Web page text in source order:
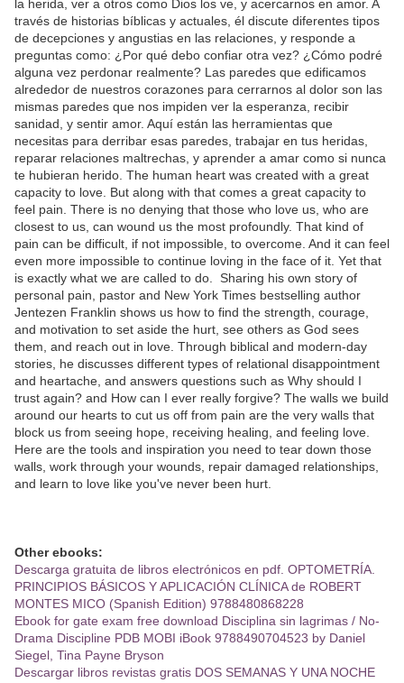
la herida, ver a otros como Dios los ve, y acercarnos en amor. A
través de historias bíblicas y actuales, él discute diferentes tipos
de decepciones y angustias en las relaciones, y responde a
preguntas como: ¿Por qué debo confiar otra vez? ¿Cómo podré
alguna vez perdonar realmente? Las paredes que edificamos
alrededor de nuestros corazones para cerrarnos al dolor son las
mismas paredes que nos impiden ver la esperanza, recibir
sanidad, y sentir amor. Aquí están las herramientas que
necesitas para derribar esas paredes, trabajar en tus heridas,
reparar relaciones maltrechas, y aprender a amar como si nunca
te hubieran herido. The human heart was created with a great
capacity to love. But along with that comes a great capacity to
feel pain. There is no denying that those who love us, who are
closest to us, can wound us the most profoundly. That kind of
pain can be difficult, if not impossible, to overcome. And it can feel
even more impossible to continue loving in the face of it. Yet that
is exactly what we are called to do. Sharing his own story of
personal pain, pastor and New York Times bestselling author
Jentezen Franklin shows us how to find the strength, courage,
and motivation to set aside the hurt, see others as God sees
them, and reach out in love. Through biblical and modern-day
stories, he discusses different types of relational disappointment
and heartache, and answers questions such as Why should I
trust again? and How can I ever really forgive? The walls we build
around our hearts to cut us off from pain are the very walls that
block us from seeing hope, receiving healing, and feeling love.
Here are the tools and inspiration you need to tear down those
walls, work through your wounds, repair damaged relationships,
and learn to love like you've never been hurt.
Other ebooks:
Descarga gratuita de libros electrónicos en pdf. OPTOMETRÍA.
PRINCIPIOS BÁSICOS Y APLICACIÓN CLÍNICA de ROBERT
MONTES MICO (Spanish Edition) 9788480868228
Ebook for gate exam free download Disciplina sin lagrimas / No-
Drama Discipline PDB MOBI iBook 9788490704523 by Daniel
Siegel, Tina Payne Bryson
Descargar libros revistas gratis DOS SEMANAS Y UNA NOCHE